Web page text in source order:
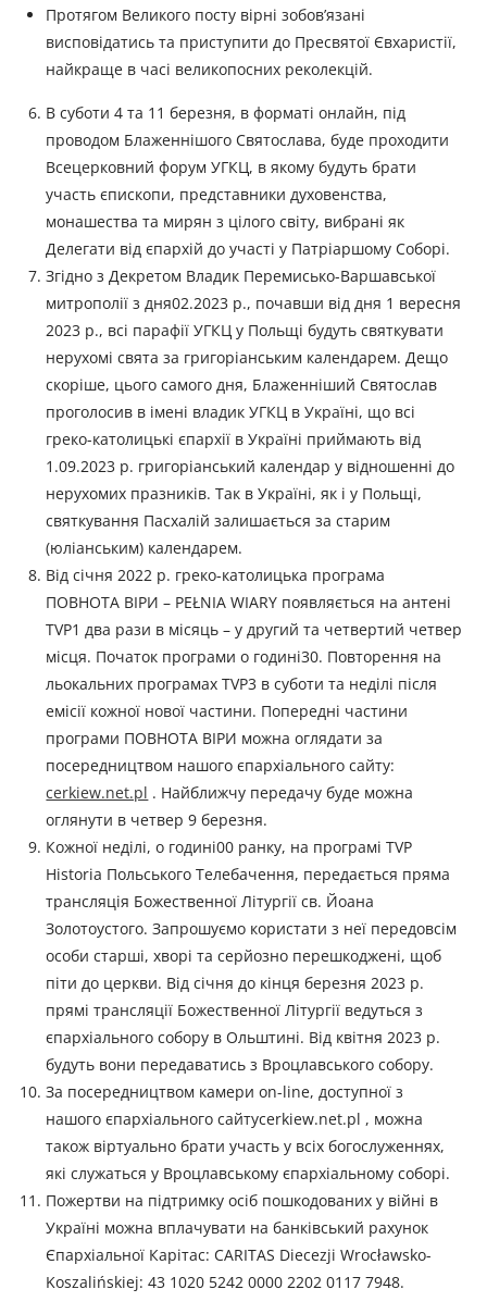
Протягом Великого посту вірні зобов’язані
висповідатись та приступити до Пресвятої Євхаристії,
найкраще в часі великопосних реколекцій.
В суботи 4 та 11 березня, в форматі онлайн, під
проводом Блаженнішого Святослава, буде проходити
Всецерковний форум УГКЦ, в якому будуть брати
участь єпископи, представники духовенства,
монашества та мирян з цілого світу, вибрані як
Делегати від єпархій до участі у Патріаршому Соборі.
Згідно з Декретом Владик Перемисько-Варшавської
митрополії з дня02.2023 р., почавши від дня 1 вересня
2023 р., всі парафії УГКЦ у Польщі будуть святкувати
нерухомі свята за григоріанським календарем. Дещо
скоріше, цього самого дня, Блаженніший Святослав
проголосив в імені владик УГКЦ в Україні, що всі
греко-католицькі єпархії в Україні приймають від
1.09.2023 р. григоріанський календар у відношенні до
нерухомих празників. Так в Україні, як і у Польщі,
святкування Пасхалій залишається за старим
(юліанським) календарем.
Від січня 2022 р. греко-католицька програма
ПОВНОТА ВІРИ – PEŁNIA WIARY появляється на антені
TVP1 два рази в місяць – у другий та четвертий четвер
місця. Початок програми о годині30. Повторення на
льокальних програмах TVP3 в суботи та неділі після
емісії кожної нової частини. Попередні частини
програми ПОВНОТА ВІРИ можна оглядати за
посередництвом нашого єпархіального сайту:
cerkiew.net.pl . Найближчу передачу буде можна
оглянути в четвер 9 березня.
Кожної неділі, о годині00 ранку, на програмі TVP
Historia Польського Телебачення, передається пряма
трансляція Божественної Літургії св. Йоана
Золотоустого. Запрошуємо користати з неї передовсім
особи старші, хворі та серйозно перешкоджені, щоб
піти до церкви. Від січня до кінця березня 2023 р.
прямі трансляції Божественної Літургії ведуться з
єпархіального собору в Ольштині. Від квітня 2023 р.
будуть вони передаватись з Вроцлавського собору.
За посередництвом камери on-line, доступної з
нашого єпархіального сайтуcerkiew.net.pl , можна
також віртуально брати участь у всіх богослуженнях,
які служаться у Вроцлавському єпархіальному соборі.
Пожертви на підтримку осіб пошкодованих у війні в
Україні можна вплачувати на банківський рахунок
Єпархіальної Карітас: CARITAS Diecezji Wrocławsko-
Koszalińskiej: 43 1020 5242 0000 2202 0117 7948.